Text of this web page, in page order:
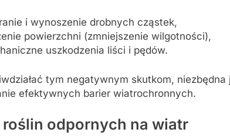
i wynoszenie drobnych cząstek,
powierzchni (zmniejszenie wilgotności),
uszkodzenia liści i pędów.
tym negatywnym skutkom, niezbędna
efektywnych barier wiatrochronnych.
odpornych na wiatr